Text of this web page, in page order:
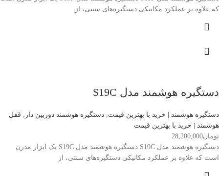
که علاوه بر عملکرد مکانیکی دستگیره‌های سنتی، از
دستگیره هوشمند مدل S19C
دستگیره هوشمند | خرید با بهترین قیمت, دستگیره هوشمند دوربین دار , قفل
هوشمند | خرید با بهترین قیمت
تومان28,200,000
دستگیره هوشمند مدل S19C دستگیره هوشمند مدل S19C یک ابزار مدرن
است که علاوه بر عملکرد مکانیکی دستگیره‌های سنتی، از